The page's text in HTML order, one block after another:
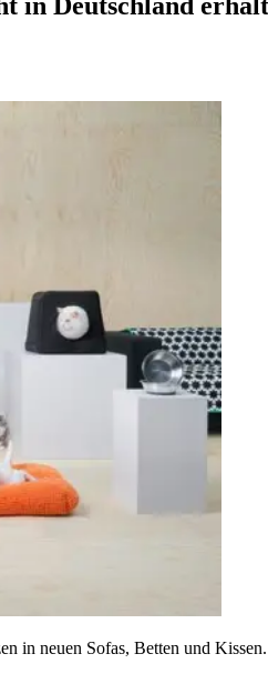
in neuen Sofas, Betten und